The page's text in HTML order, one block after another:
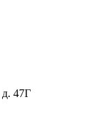
д. 47Г